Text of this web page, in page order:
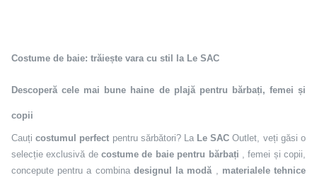
Costume de baie: trăiește vara cu stil la Le SAC
Descoperă cele mai bune haine de plajă pentru bărbați, femei și
copii
Cauțicostumul perfect pentru sărbători? La Le SAC Outlet, veți găsi o
selecție exclusivă decostume de baie pentru bărbați , femei și copii,
concepute pentru a combina designul la modă
materialele tehnice